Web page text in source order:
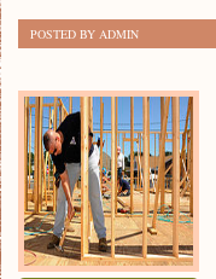
POSTED BY ADMIN